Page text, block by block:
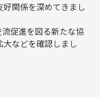
関係を深めてきまし
促進を図る新たな協
などを確認しまし